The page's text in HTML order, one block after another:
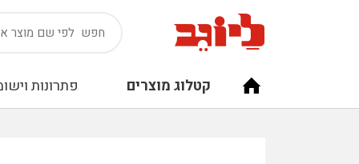
קטלוג מוצרים פתרונות